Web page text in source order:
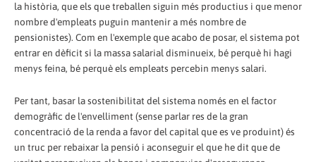
la història, que els que treballen siguin més productius i que menor
nombre d'empleats puguin mantenir a més nombre de
pensionistes). Com en l'exemple que acabo de posar, el sistema pot
entrar en dèficit si la massa salarial disminueix, bé perquè hi hagi
menys feina, bé perquè els empleats percebin menys salari.
Per tant, basar la sostenibilitat del sistema només en el factor
demogràfic de l'envelliment (sense parlar res de la gran
concentració de la renda a favor del capital que es ve produint) és
un truc per rebaixar la pensió i aconseguir el que he dit que de